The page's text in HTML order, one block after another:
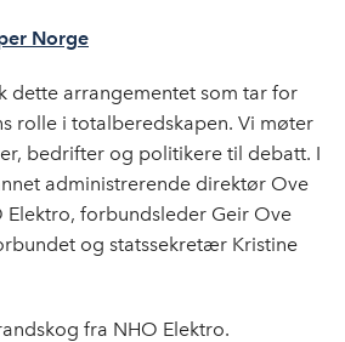
Norge
dette arrangementet som tar for
rolle i totalberedskapen. Vi møter
bedrifter og politikere til debatt. I
administrerende direktør Ove
Elektro, forbundsleder Geir Ove
og statssekretær Kristine
fra NHO Elektro.